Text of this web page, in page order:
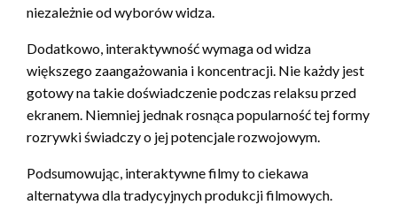
niezależnie od wyborów widza.
Dodatkowo, interaktywność wymaga od widza
większego zaangażowania i koncentracji. Nie każdy jest
gotowy na takie doświadczenie podczas relaksu przed
ekranem. Niemniej jednak rosnąca popularność tej formy
rozrywki świadczy o jej potencjale rozwojowym.
Podsumowując, interaktywne filmy to ciekawa
alternatywa dla tradycyjnych produkcji filmowych.